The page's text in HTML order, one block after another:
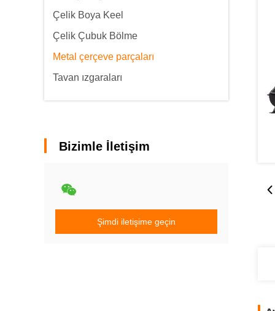
Çelik Boya Keel
Çelik Çubuk Bölme
Metal çerçeve parçaları
Tavan ızgaraları
Bizimle İletişim
Şimdi iletişime geçin